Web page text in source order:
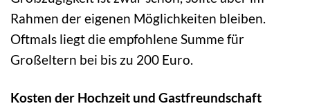
Rahmen der eigenen Möglichkeiten bleiben.
Oftmals liegt die empfohlene Summe für
Großeltern bei bis zu 200 Euro.
Kosten der Hochzeit und Gastfreundschaft